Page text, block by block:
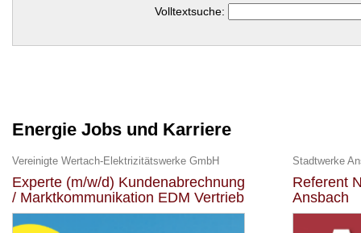
Volltextsuche:
Energie Jobs und Karriere
Vereinigte Wertach-Elektrizitätswerke GmbH
Experte (m/w/d) Kundenabrechnung
/ Marktkommunikation EDM Vertrieb
Stadtwerke
Referent
Ansbach